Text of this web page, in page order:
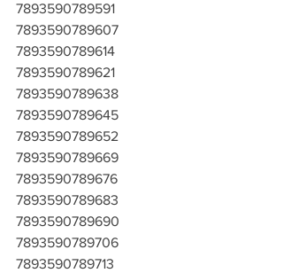
7893590789591
7893590789607
7893590789614
7893590789621
7893590789638
7893590789645
7893590789652
7893590789669
7893590789676
7893590789683
7893590789690
7893590789706
7893590789713